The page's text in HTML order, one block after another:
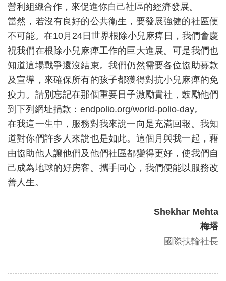
營利組織合作，來促進你自己社區的經濟發展。
當然，若沒有良好的公共衛生，要發展強健的社區便
不可能。在10月24日世界根除小兒麻痺日，我們會慶
祝我們在根除小兒麻痺工作的巨大進展。可是我們也
知道這場戰爭還沒結束。我們仍然需要各位協助募款
及宣導，來確保所有的孩子都獲得對抗小兒麻痺的免
疫力。請別忘記在那個重要日子激勵貴社，鼓勵他們
到下列網址捐款：endpolio.org/world-polio-day。
在我這一生中，服務對我來說一向是充滿回報。我知
道對你們許多人來說也是如此。這個月與我一起，藉
由協助他人讓他們及他們社區都變得更好，使我們自
己成為地球的好房客。攜手同心，我們便能以服務改
善人生。
Shekhar Mehta
梅塔
國際扶輪社長